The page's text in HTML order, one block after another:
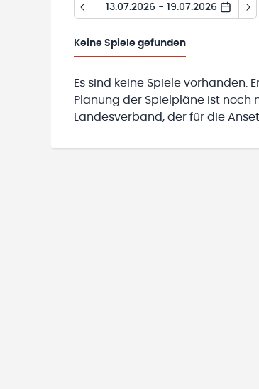
13.07.2026 - 19.07.2026
Keine Spiele gefunden
Es sind keine Spiele vorhanden.
Planung der Spielpläne ist noch
Landesverband, der für die